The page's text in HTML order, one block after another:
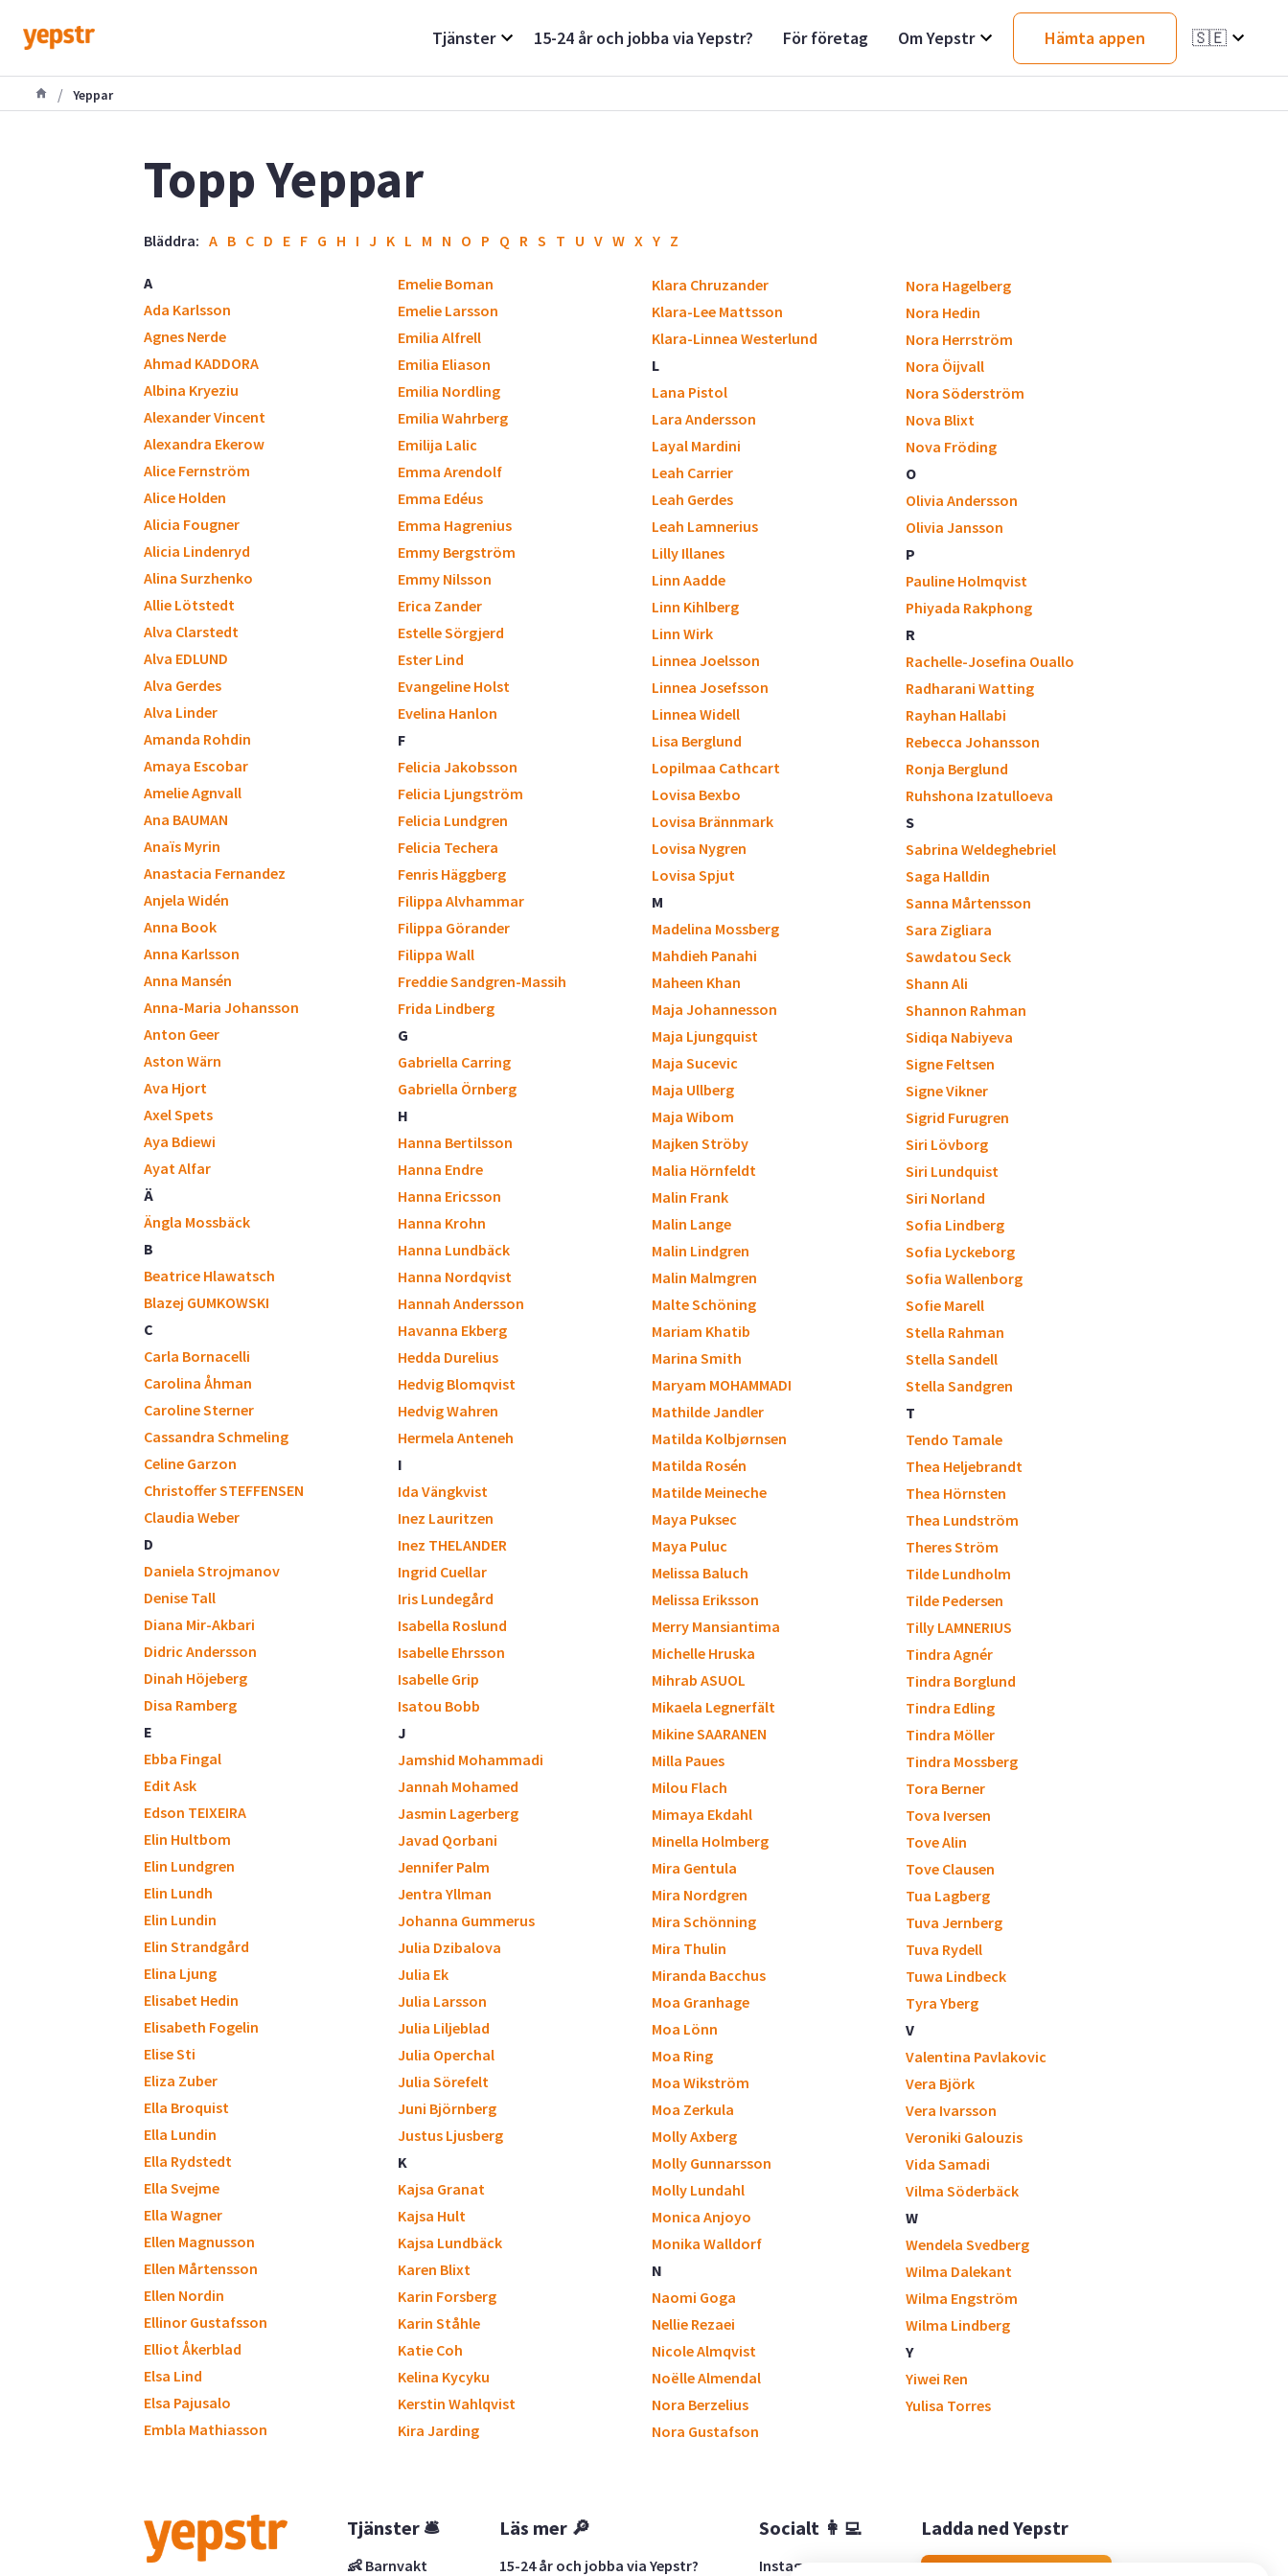
Tjänster 15-24 år och jobba via Yepstr? För företag Om Yepstr Hämta appen 🇸🇪
/ Yeppar
Topp Yeppar
Bläddra: A B C D E F G H I J K L M N O P Q R S T U V W X Y Z
A
Ada Karlsson
Agnes Nerde
Ahmad KADDORA
Albina Kryeziu
Alexander Vincent
Alexandra Ekerow
Alice Fernström
Alice Holden
Alicia Fougner
Alicia Lindenryd
Alina Surzhenko
Allie Lötstedt
Alva Clarstedt
Alva EDLUND
Alva Gerdes
Alva Linder
Amanda Rohdin
Amaya Escobar
Amelie Agnvall
Ana BAUMAN
Anaïs Myrin
Anastacia Fernandez
Anjela Widén
Anna Book
Anna Karlsson
Anna Mansén
Anna-Maria Johansson
Anton Geer
Aston Wärn
Ava Hjort
Axel Spets
Aya Bdiewi
Ayat Alfar
Ä
Ängla Mossbäck
B
Beatrice Hlawatsch
Blazej GUMKOWSKI
C
Carla Bornacelli
Carolina Åhman
Caroline Sterner
Cassandra Schmeling
Celine Garzon
Christoffer STEFFENSEN
Claudia Weber
D
Daniela Strojmanov
Denise Tall
Diana Mir-Akbari
Didric Andersson
Dinah Höjeberg
Disa Ramberg
E
Ebba Fingal
Edit Ask
Edson TEIXEIRA
Elin Hultbom
Elin Lundgren
Elin Lundh
Elin Lundin
Elin Strandgård
Elina Ljung
Elisabet Hedin
Elisabeth Fogelin
Elise Sti
Eliza Zuber
Ella Broquist
Ella Lundin
Ella Rydstedt
Ella Svejme
Ella Wagner
Ellen Magnusson
Ellen Mårtensson
Ellen Nordin
Ellinor Gustafsson
Elliot Åkerblad
Elsa Lind
Elsa Pajusalo
Embla Mathiasson
Emelie Boman
Emelie Larsson
Emilia Alfrell
Emilia Eliason
Emilia Nordling
Emilia Wahrberg
Emilija Lalic
Emma Arendolf
Emma Edéus
Emma Hagrenius
Emmy Bergström
Emmy Nilsson
Erica Zander
Estelle Sörgjerd
Ester Lind
Evangeline Holst
Evelina Hanlon
F
Felicia Jakobsson
Felicia Ljungström
Felicia Lundgren
Felicia Techera
Fenris Häggberg
Filippa Alvhammar
Filippa Görander
Filippa Wall
Freddie Sandgren-Massih
Frida Lindberg
G
Gabriella Carring
Gabriella Örnberg
H
Hanna Bertilsson
Hanna Endre
Hanna Ericsson
Hanna Krohn
Hanna Lundbäck
Hanna Nordqvist
Hannah Andersson
Havanna Ekberg
Hedda Durelius
Hedvig Blomqvist
Hedvig Wahren
Hermela Anteneh
I
Ida Vängkvist
Inez Lauritzen
Inez THELANDER
Ingrid Cuellar
Iris Lundegård
Isabella Roslund
Isabelle Ehrsson
Isabelle Grip
Isatou Bobb
J
Jamshid Mohammadi
Jannah Mohamed
Jasmin Lagerberg
Javad Qorbani
Jennifer Palm
Jentra Yllman
Johanna Gummerus
Julia Dzibalova
Julia Ek
Julia Larsson
Julia Liljeblad
Julia Operchal
Julia Sörefelt
Juni Björnberg
Justus Ljusberg
K
Kajsa Granat
Kajsa Hult
Kajsa Lundbäck
Karen Blixt
Karin Forsberg
Karin Ståhle
Katie Coh
Kelina Kycyku
Kerstin Wahlqvist
Kira Jarding
Klara Chruzander
Klara-Lee Mattsson
Klara-Linnea Westerlund
L
Lana Pistol
Lara Andersson
Layal Mardini
Leah Carrier
Leah Gerdes
Leah Lamnerius
Lilly Illanes
Linn Aadde
Linn Kihlberg
Linn Wirk
Linnea Joelsson
Linnea Josefsson
Linnea Widell
Lisa Berglund
Lopilmaa Cathcart
Lovisa Bexbo
Lovisa Brännmark
Lovisa Nygren
Lovisa Spjut
M
Madelina Mossberg
Mahdieh Panahi
Maheen Khan
Maja Johannesson
Maja Ljungquist
Maja Sucevic
Maja Ullberg
Maja Wibom
Majken Ströby
Malia Hörnfeldt
Malin Frank
Malin Lange
Malin Lindgren
Malin Malmgren
Malte Schöning
Mariam Khatib
Marina Smith
Maryam MOHAMMADI
Mathilde Jandler
Matilda Kolbjørnsen
Matilda Rosén
Matilde Meineche
Maya Puksec
Maya Puluc
Melissa Baluch
Melissa Eriksson
Merry Mansiantima
Michelle Hruska
Mihrab ASUOL
Mikaela Legnerfält
Mikine SAARANEN
Milla Paues
Milou Flach
Mimaya Ekdahl
Minella Holmberg
Mira Gentula
Mira Nordgren
Mira Schönning
Mira Thulin
Miranda Bacchus
Moa Granhage
Moa Lönn
Moa Ring
Moa Wikström
Moa Zerkula
Molly Axberg
Molly Gunnarsson
Molly Lundahl
Monica Anjoyo
Monika Walldorf
N
Naomi Goga
Nellie Rezaei
Nicole Almqvist
Noëlle Almendal
Nora Berzelius
Nora Gustafson
Nora Hagelberg
Nora Hedin
Nora Herrström
Nora Öijvall
Nora Söderström
Nova Blixt
Nova Fröding
O
Olivia Andersson
Olivia Jansson
P
Pauline Holmqvist
Phiyada Rakphong
R
Rachelle-Josefina Ouallo
Radharani Watting
Rayhan Hallabi
Rebecca Johansson
Ronja Berglund
Ruhshona Izatulloeva
S
Sabrina Weldeghebriel
Saga Halldin
Sanna Mårtensson
Sara Zigliara
Sawdatou Seck
Shann Ali
Shannon Rahman
Sidiqa Nabiyeva
Signe Feltsen
Signe Vikner
Sigrid Furugren
Siri Lövborg
Siri Lundquist
Siri Norland
Sofia Lindberg
Sofia Lyckeborg
Sofia Wallenborg
Sofie Marell
Stella Rahman
Stella Sandell
Stella Sandgren
T
Tendo Tamale
Thea Heljebrandt
Thea Hörnsten
Thea Lundström
Theres Ström
Tilde Lundholm
Tilde Pedersen
Tilly LAMNERIUS
Tindra Agnér
Tindra Borglund
Tindra Edling
Tindra Möller
Tindra Mossberg
Tora Berner
Tova Iversen
Tove Alin
Tove Clausen
Tua Lagberg
Tuva Jernberg
Tuva Rydell
Tuwa Lindbeck
Tyra Yberg
V
Valentina Pavlakovic
Vera Björk
Vera Ivarsson
Veroniki Galouzis
Vida Samadi
Vilma Söderbäck
W
Wendela Svedberg
Wilma Dalekant
Wilma Engström
Wilma Lindberg
Y
Yiwei Ren
Yulisa Torres
Tjänster 🛎
👶 Barnvakt
Läs mer 🔎
15-24 år och jobba via Yepstr?
Socialt 👩‍💻
Instagram
Ladda ned Yepstr